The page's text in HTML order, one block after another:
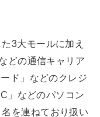
3大モールに加え
どの通信キャリア
ド」などのクレジ
」などのパソコン
を連ねており扱い